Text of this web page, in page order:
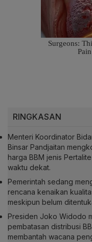
RINGKASAN
Menteri Koordinator
Binsar Pandjaitan
harga BBM jenis
waktu dekat.
Pemerintah sedang
rencana kenaikan
meskipun belum
Presiden Joko Widodo
pembatasan distribusi
membantah wacana